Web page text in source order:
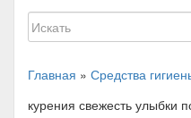
Главная » Средства
курения свежесть улыбки